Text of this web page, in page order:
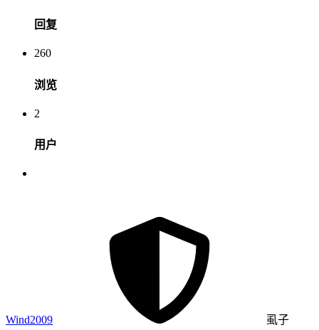
回复
260
浏览
2
用户
Wind2009
虱子